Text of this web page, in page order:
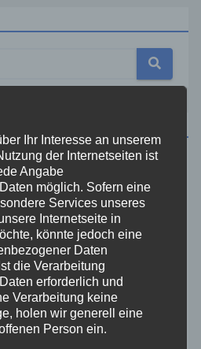
Ihr Interesse an unserem
der Internetseiten ist
Angabe
möglich. Sofern eine
Services unseres
Internetseite in
könnte jedoch eine
Daten
die Verarbeitung
erforderlich und
Verarbeitung keine
holen wir generell eine
Person ein.